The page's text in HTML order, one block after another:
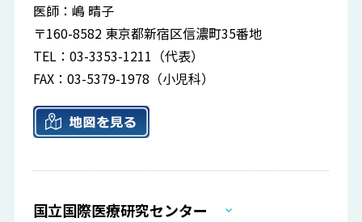
医師：嶋 晴子
〒160-8582 東京都新宿区信濃町35番地
TEL：03-3353-1211（代表）
FAX：03-5379-1978（小児科）
国立国際医療研究センター